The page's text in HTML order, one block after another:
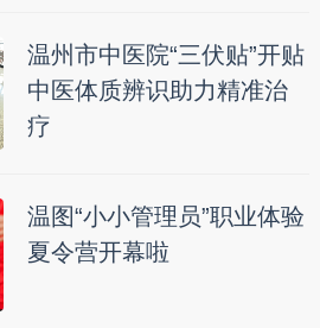
温州市中医院“三伏贴”开贴
中医体质辨识助力精准治
疗
温图“小小管理员”职业体验
夏令营开幕啦